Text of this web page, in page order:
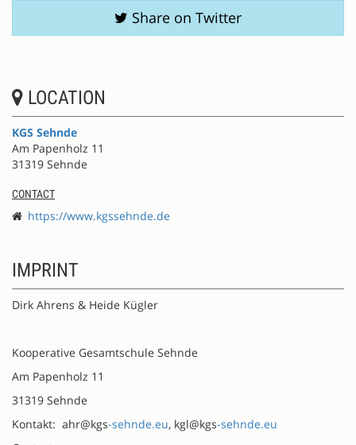
Share on Twitter
LOCATION
KGS Sehnde
Am Papenholz 11
31319 Sehnde
CONTACT
https://www.kgssehnde.de
IMPRINT
Dirk Ahrens & Heide Kügler
Kooperative Gesamtschule Sehnde
Am Papenholz 11
31319 Sehnde
Kontakt: ahr@kgs-sehnde.eu, kgl@kgs-sehnde.eu